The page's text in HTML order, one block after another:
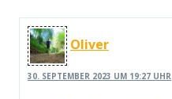
Oliver
30. SEPTEMBER 2023 UM 19:27 UHR